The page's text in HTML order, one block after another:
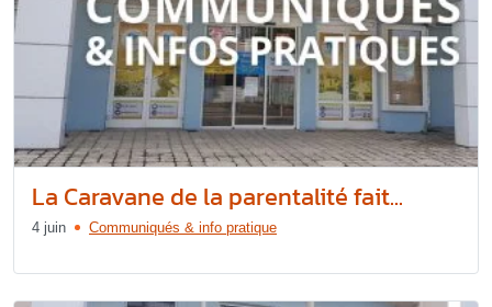
La Caravane de la parentalité fait...
4 juin Communiqués & info pratique